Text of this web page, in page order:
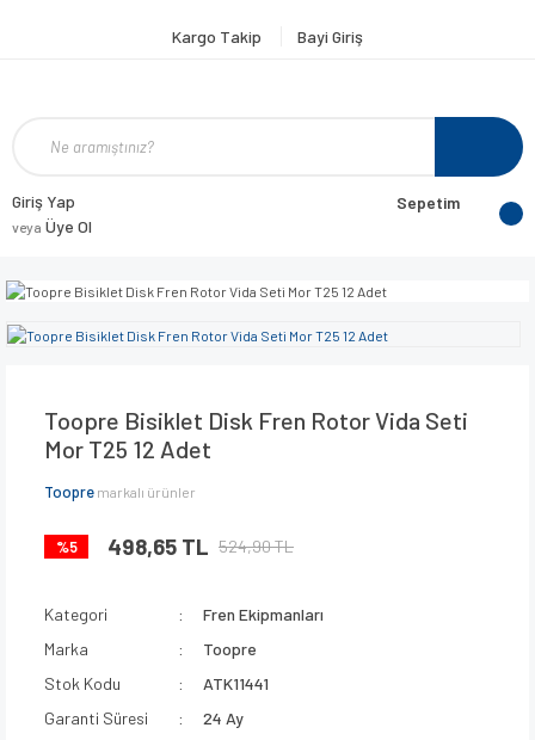
Kargo Takip Bayi Giriş
Giriş Yap
veya Üye Ol
Sepetim
Toopre Bisiklet Disk Fren Rotor Vida Seti
Mor T25 12 Adet
Toopre markalı ürünler
%5 498,65 TL 524,90 TL
Kategori
Fren Ekipmanları
Marka
Toopre
Stok Kodu
ATK11441
Garanti Süresi
24 Ay